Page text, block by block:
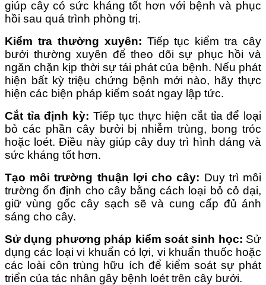
giúp cây có sức kháng tốt hơn với bệnh và phục
hồi sau quá trình phòng trị.
Kiểm tra thường xuyên: Tiếp tục kiểm tra cây
bưởi thường xuyên để theo dõi sự phục hồi và
ngăn chặn kịp thời sự tái phát của bệnh. Nếu phát
hiện bất kỳ triệu chứng bệnh mới nào, hãy thực
hiện các biện pháp kiểm soát ngay lập tức.
Cắt tỉa định kỳ: Tiếp tục thực hiện cắt tỉa để loại
bỏ các phần cây bưởi bị nhiễm trùng, bong tróc
hoặc loét. Điều này giúp cây duy trì hình dáng và
sức kháng tốt hơn.
Tạo môi trường thuận lợi cho cây: Duy trì môi
trường ổn định cho cây bằng cách loại bỏ cỏ dại,
giữ vùng gốc cây sạch sẽ và cung cấp đủ ánh
sáng cho cây.
Sử dụng phương pháp kiểm soát sinh học: Sử
dụng các loại vi khuẩn có lợi, vi khuẩn thuốc hoặc
các loài côn trùng hữu ích để kiểm soát sự phát
triển của tác nhân gây bệnh loét trên cây bưởi.